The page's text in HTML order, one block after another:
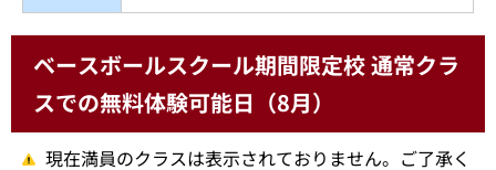
ベースボールスクール期間限定校 通常クラ
スでの無料体験可能日（8月）
現在満員のクラスは表示されておりません。ご了承く